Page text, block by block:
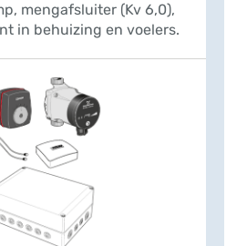
mengafsluiter (Kv 6,0),
in behuizing en voelers.